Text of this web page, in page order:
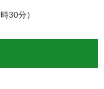
30分）